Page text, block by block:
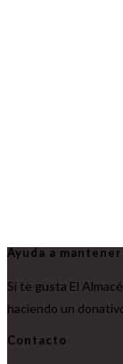
Ayuda a
Si te gusta El
haciendo un
Contacto